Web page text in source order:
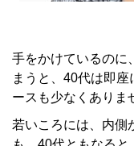
手をかけているのに
まうと、40代は即
ースも少なくありま
若いころには、内側